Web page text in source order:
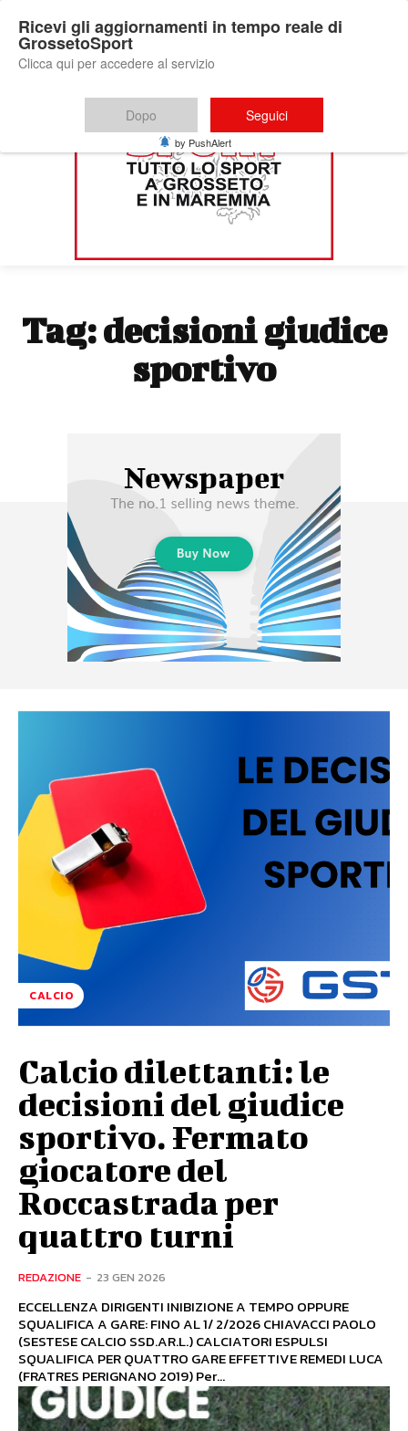
Tag:decisioni giudice
sportivo
CALCIO
Calcio dilettanti: le
decisioni del giudice
sportivo. Fermato
giocatore del
Roccastrada per
quattro turni
REDAZIONE - 23 GEN 2026
ECCELLENZA DIRIGENTI INIBIZIONE A TEMPO OPPURE
SQUALIFICA A GARE: FINO AL 1/ 2/2026 CHIAVACCI PAOLO
(SESTESE CALCIO SSD.AR.L.) CALCIATORI ESPULSI
SQUALIFICA PER QUATTRO GARE EFFETTIVE REMEDI LUCA
(FRATRES PERIGNANO 2019) Per...
Ricevi gli aggiornamenti in tempo reale di
GrossetoSport
Clicca qui per accedere al servizio
Dopo Seguici
by PushAlert